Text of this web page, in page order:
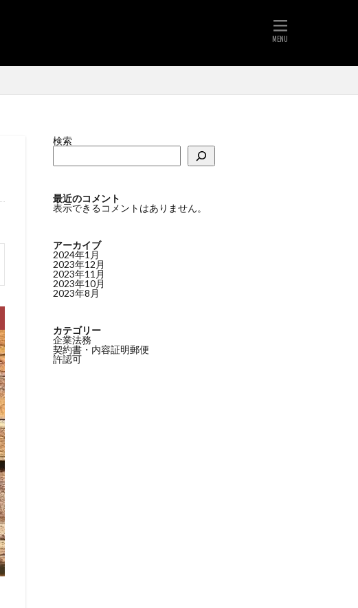
検索
最近のコメント
表示できるコメントはありません。
アーカイブ
2024年1月
2023年12月
2023年11月
2023年10月
2023年8月
カテゴリー
企業法務
契約書・内容証明郵便
許認可